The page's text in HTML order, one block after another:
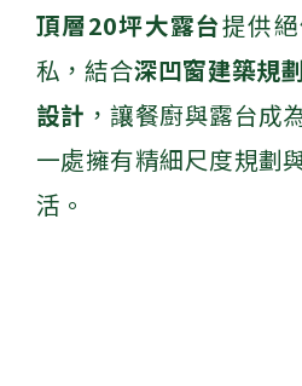
頂層20坪大露台提供
私，結合深凹窗建築規
設計 ，讓餐廚與露台成
一處擁有精細尺度規劃
活。